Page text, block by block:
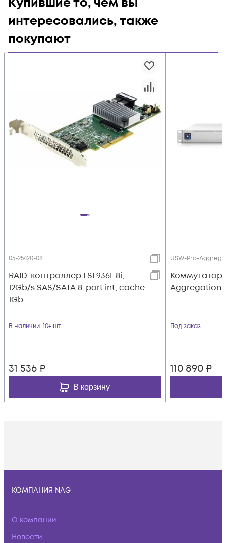
интересовались, также
покупают
05-25420-08
RAID-контроллер LSI 9361-8i,
12Gb/s SAS/SATA 8-port int, cache
1Gb
В наличии: 10+ шт
31 536 ₽
В корзину
USW-Pro-
Коммутатор
Aggregation
Под заказ
110 890 ₽
КОМПАНИЯ NAG
О компании
Новости